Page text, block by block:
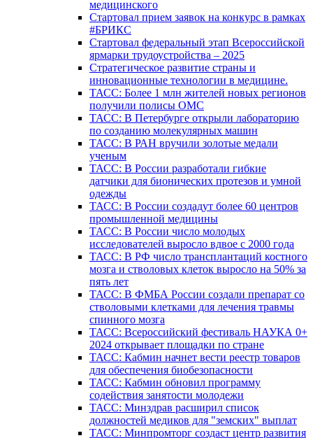
медицинского
Стартовал прием заявок на конкурс в рамках
#БРИКС
Стартовал федеральный этап Всероссийской
ярмарки трудоустройства – 2025
Стратегическое развитие страны и
инновационные технологии в медицине.
ТАСС: Более 1 млн жителей новых регионов
получили полисы ОМС
ТАСС: В Петербурге открыли лабораторию
по созданию молекулярных машин
ТАСС: В РАН вручили золотые медали
ученым
ТАСС: В России разработали гибкие
датчики для бионических протезов и умной
одежды
ТАСС: В России создадут более 60 центров
промышленной медицины
ТАСС: В России число молодых
исследователей выросло вдвое с 2000 года
ТАСС: В РФ число трансплантаций костного
мозга и стволовых клеток выросло на 50% за
пять лет
ТАСС: В ФМБА России создали препарат со
стволовыми клетками для лечения травмы
спинного мозга
ТАСС: Всероссийский фестиваль НАУКА 0+
2024 открывает площадки по стране
ТАСС: Кабмин начнет вести реестр товаров
для обеспечения биобезопасности
ТАСС: Кабмин обновил программу
содействия занятости молодежи
ТАСС: Минздрав расширил список
должностей медиков для "земских" выплат
ТАСС: Минпромторг создаст центр развития